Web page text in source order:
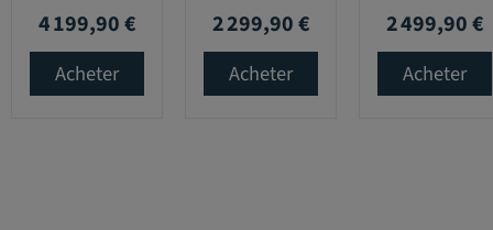
Prix
4 199,90 €
Acheter
Prix
2 299,90 €
Acheter
Prix
2 499,90 €
Acheter